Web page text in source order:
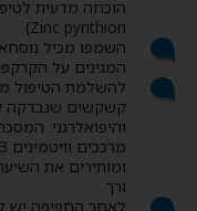
Zinc pyrithion)
השמפו מכיל
המגינים על
להשלמת הטיפול
קשקשים שנבדקה
והיפואלרגני.
ומותירים את
ורך
לאחר החפיפה יש